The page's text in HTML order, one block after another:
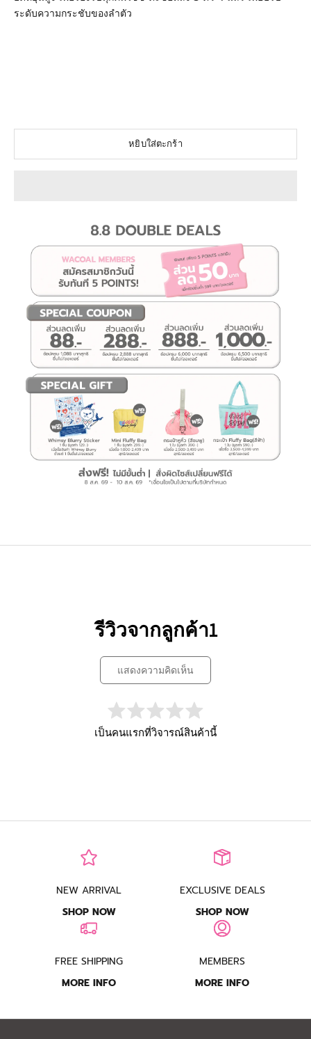
ระดับความกระชับของลำตัว
หยิบใส่ตะกร้า
รีวิวจากลูกค้า1
แสดงความคิดเห็น
เป็นคนแรกที่วิจารณ์สินค้านี้
NEW ARRIVAL
SHOP NOW
EXCLUSIVE DEALS
SHOP NOW
FREE SHIPPING
MORE INFO
MEMBERS
MORE INFO